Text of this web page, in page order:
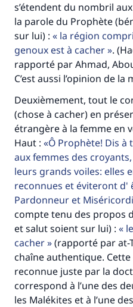
s’étendent du nombril
la parole du Prophète
sur lui) :
la région
genoux est à cacher .
rapporté par Ahmad,
C’est aussi l’opinion de
Deuxièmement, tout le
(chose à cacher) en
étrangère à la femme en
Haut :
Ô Prophète! Dis à
aux femmes des
leurs grands voiles: elles
reconnues et éviteront d'
Pardonneur et
compte tenu des propos
et salut soient sur lui) :
cacher
(rapporté par at-
chaîne authentique.
reconnue juste par la
correspond à l’une des
les Malékites et à l’une